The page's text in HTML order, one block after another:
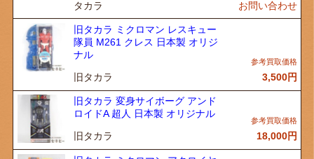
タカラ お問い合わせ
旧タカラ ミクロマン レスキュー
隊員 M261 クレス 日本製 オリジ
ナル
旧タカラ 3,500円
旧タカラ 変身サイボーグ アンド
ロイドA 超人 日本製 オリジナル
旧タカラ 18,000円